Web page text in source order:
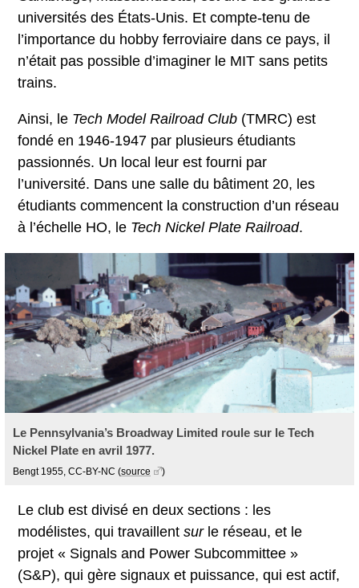
universités des États-Unis. Et compte-tenu de
l’importance du hobby ferroviaire dans ce pays, il
n’était pas possible d’imaginer le MIT sans petits
trains.
Ainsi, le Tech Model Railroad Club (TMRC) est
fondé en 1946-1947 par plusieurs étudiants
passionnés. Un local leur est fourni par
l’université. Dans une salle du bâtiment 20, les
étudiants commencent la construction d’un réseau
à l’échelle HO, le Tech Nickel Plate Railroad.
Le Pennsylvania’s Broadway Limited roule sur le Tech
Nickel Plate en avril 1977.
Bengt 1955, CC-BY-NC (source )
Le club est divisé en deux sections : les
modélistes, qui travaillent surle réseau, et le
projet « Signals and Power Subcommittee »
(S&P), qui gère signaux et puissance, qui est actif,